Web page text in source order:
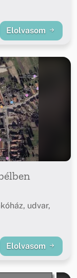
Elolvasom
udvar,
Elolvasom